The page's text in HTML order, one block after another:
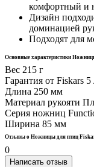
комфортный и
Дизайн
доминацией
Подходят для
Основные характеристики
Вес 215 г
Гарантия от Fiskars 5
Длина 250 мм
Материал рукояти
Серия ножниц
Ширина 85 мм
Отзывы о Ножницы для птиц
0
Написать отзыв